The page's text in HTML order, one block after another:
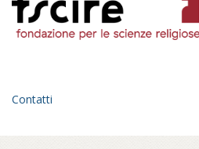
Contatti